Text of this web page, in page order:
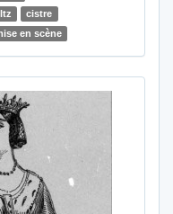
cistre
en scène